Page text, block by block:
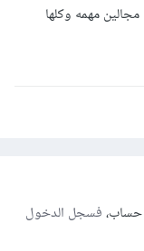
مهمه وكلها
حساب،فسجل الدخول